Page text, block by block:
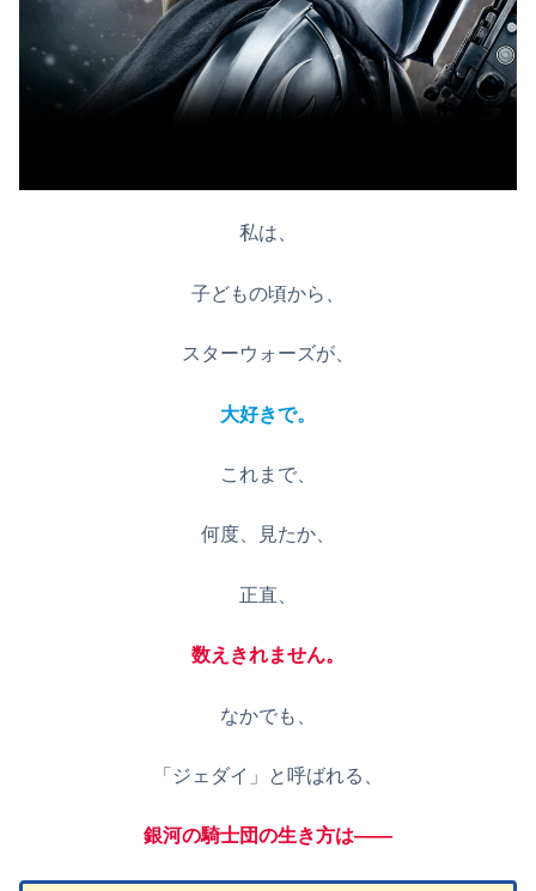
私は、
子どもの頃から、
スターウォーズが、
大好きで。
これまで、
何度、見たか、
正直、
数えきれません。
なかでも、
「ジェダイ」と呼ばれる、
銀河の騎士団の生き方は——